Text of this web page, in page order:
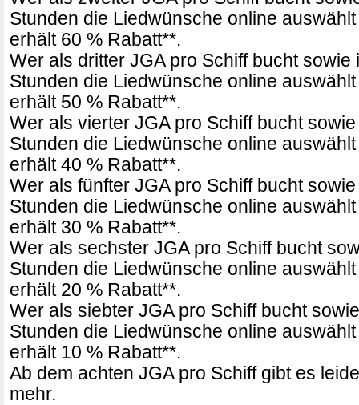
Stunden die Liedwünsche online
erhält 60 % Rabatt**.
Wer als dritter JGA pro Schiff bucht sowie
Stunden die Liedwünsche online
erhält 50 % Rabatt**.
Wer als vierter JGA pro Schiff bucht
Stunden die Liedwünsche online
erhält 40 % Rabatt**.
Wer als fünfter JGA pro Schiff bucht
Stunden die Liedwünsche online
erhält 30 % Rabatt**.
Wer als sechster JGA pro Schiff bucht
Stunden die Liedwünsche online
erhält 20 % Rabatt**.
Wer als siebter JGA pro Schiff bucht
Stunden die Liedwünsche online
erhält 10 % Rabatt**.
Ab dem achten JGA pro Schiff gibt es
mehr.